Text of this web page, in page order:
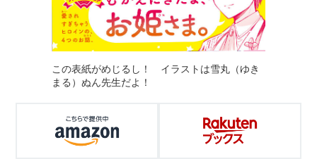
この表紙がめじるし！ イラストは雪丸（ゆき
まる）ぬん先生だよ！